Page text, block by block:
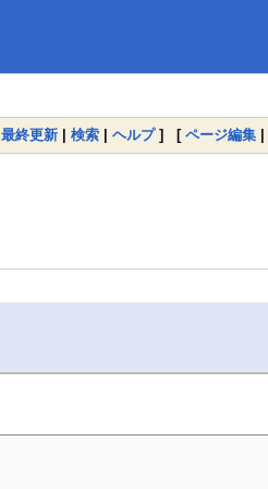
最終更新 | 検索 | ヘルプ] [ ページ編集 |